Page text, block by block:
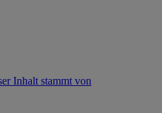
Inhalt stammt von